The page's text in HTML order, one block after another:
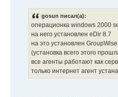
gosun писал(а):
операционка windows 2000
на него установлен eDir 8.7
на это установлен
(установка всего этого
все агенты работают как
только интернет агент